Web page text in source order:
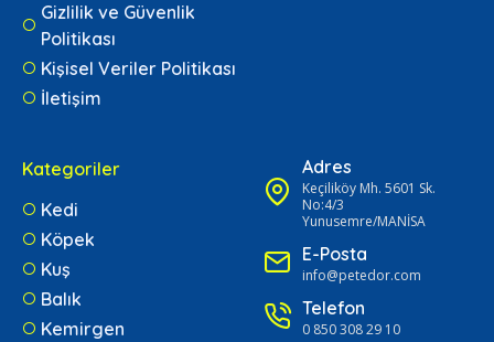
Gizlilik ve Güvenlik
Politikası
Kişisel Veriler Politikası
İletişim
Kategoriler
Kedi
Köpek
Kuş
Balık
Kemirgen
Adres
Keçiliköy Mh. 5601 Sk.
No:4/3
Yunusemre/MANİSA
E-Posta
info@petedor.com
Telefon
0 850 308 29 10